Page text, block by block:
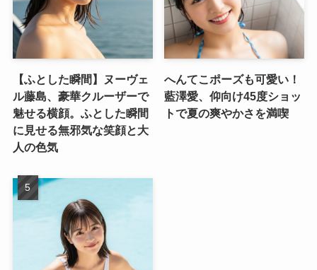
【ふとした瞬間】ヌーヴェ
ル藤島、豪華クルーザーで
魅せる横顔。ふとした瞬間
に見せる無邪気な笑顔と大
人の色気
へんてこポーズも可愛い！
藍澤愛、仰向け45度ショッ
トで夏の爽やかさを満喫